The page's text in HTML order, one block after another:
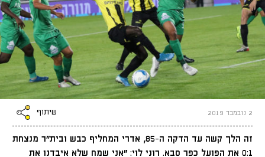
2 נובמבר 2019 שיתוף
זה הלך קשה עד הדקה ה-85, אדרי המחליף כבש ובית"ר מנצחת
0:1 את הפועל כפר סבא. רוני לוי: "אני שמח שלא איבדנו את